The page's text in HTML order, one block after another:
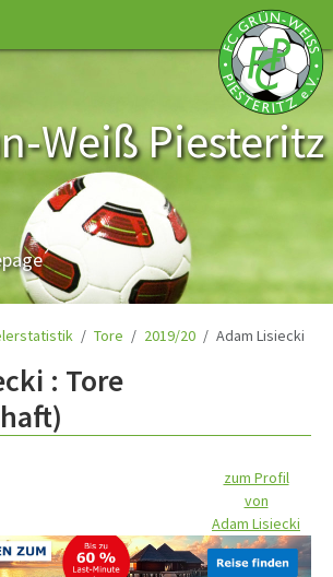
Weiß Piesteritz
Tore 2019/20 Adam Lisiecki
: Tore
zum Profil
von
Adam Lisiecki